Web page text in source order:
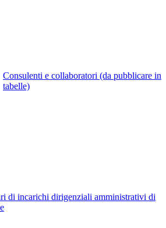
Consulenti e collaboratori (da pubblicare in
tabelle)
di incarichi dirigenziali amministrativi di